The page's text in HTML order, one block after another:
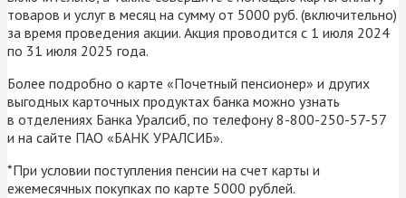
товаров и услуг в месяц на сумму от 5000 руб. (включительно)
за время проведения акции. Акция проводится с 1 июля 2024
по 31 июля 2025 года.
Более подробно о карте «Почетный пенсионер» и других
выгодных карточных продуктах банка можно узнать
в отделениях Банка Уралсиб, по телефону 8-800-250-57-57
и на сайте ПАО «БАНК УРАЛСИБ».
*При условии поступления пенсии на счет карты и
ежемесячных покупках по карте 5000 рублей.